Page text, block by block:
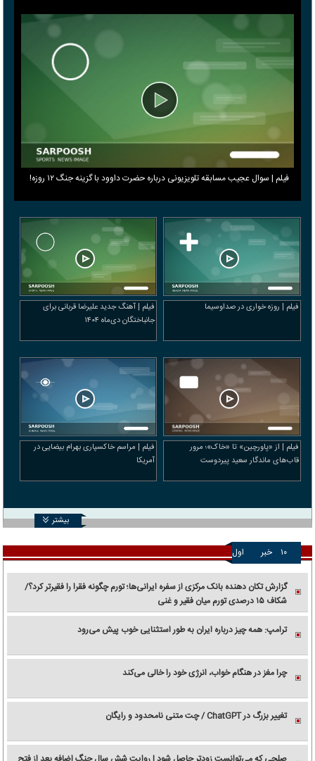
فیلم | سوال عجیب مسابقه تلویزیونی درباره حضرت داوود با گزینه جنگ ۱۲ روزه!
فیلم | روزه خواری در صداوسیما
فیلم | آهنگ جدید علیرضا قربانی برای
جانباختگان دی‌ماه ۱۴۰۴
فیلم | از «پاورچین» تا «خاک»؛ مرور
قاب‌های ماندگار سعید پیردوست
فیلم | مراسم خاکسپاری بهرام بیضایی در
آمریکا
بیشتر
۱۰ خبر اول
گزارش تکان‌ دهنده بانک مرکزی از سفره ایرانی‌ها؛ تورم چگونه فقرا را فقیرتر کرد؟/
شکاف ۱۵ درصدی تورم میان فقیر و غنی
ترامپ: همه چیز درباره ایران به طور استثنایی خوب پیش می‌رود
چرا مغز در هنگام خواب، انرژی خود را خالی می‌کند
تغییر بزرگ در ChatGPT / چت متنی نامحدود و رایگان